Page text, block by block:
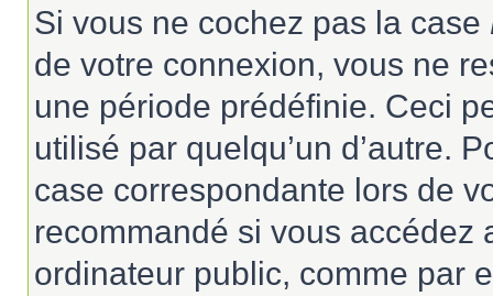
Si vous ne cochez pas la case
de votre connexion, vous ne
une période prédéfinie. Ceci
utilisé par quelqu’un d’autre.
case correspondante lors de
recommandé si vous accédez
ordinateur public, comme par